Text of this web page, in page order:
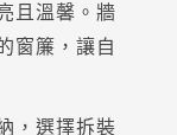
且溫馨。牆
窗簾，讓自
，選擇拆裝